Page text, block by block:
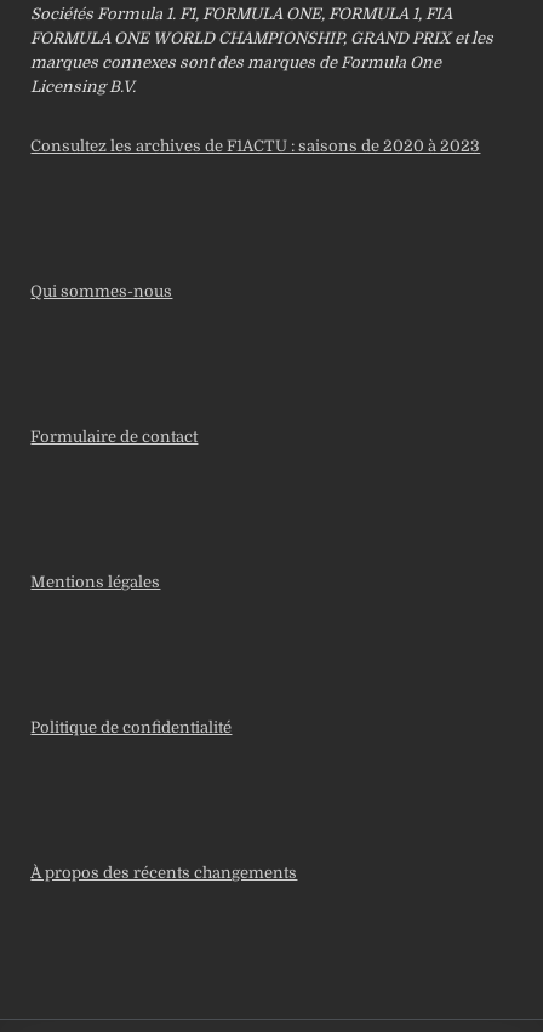
Sociétés Formula 1. F1, FORMULA ONE, FORMULA 1, FIA
FORMULA ONE WORLD CHAMPIONSHIP, GRAND PRIX et les
marques connexes sont des marques de Formula One
Licensing B.V.
Consultez les archives de F1ACTU : saisons de 2020 à 2023
Qui sommes-nous
Formulaire de contact
Mentions légales
Politique de confidentialité
À propos des récents changements